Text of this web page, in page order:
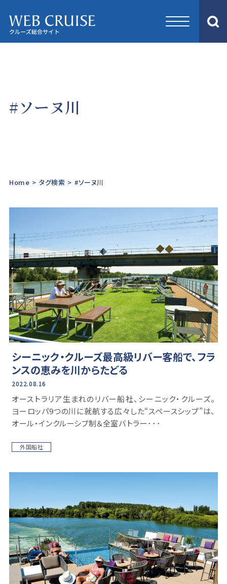
#ソーヌ川
Home > タグ検索 > #ソーヌ川
シーニック・クルーズ最高級リバー客船で、フラ
ンスの恵みを川からたどる
2022.08.16
オーストラリア生まれのリバー船社、シーニック・クルーズ。
ヨーロッパ9つの川に就航する広々した“スペースシップ”は、
オール・インクルーシブ制＆全室バトラー･･･
外国船社